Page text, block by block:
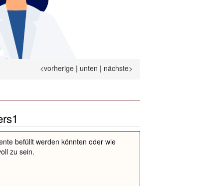
<vorherige | unten | nächste>
befüllt werden könnten oder wie
zu sein.